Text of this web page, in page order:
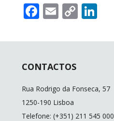
F
e
o
o
k
E
ai
C
p
n
Li
k
n
CONTACTOS
Rua Rodrigo da Fonseca, 57
1250-190 Lisboa
Telefone: (+351) 211 545 000